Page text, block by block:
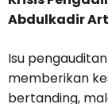
Abdulkadir
Isu
memberikan
bertanding,